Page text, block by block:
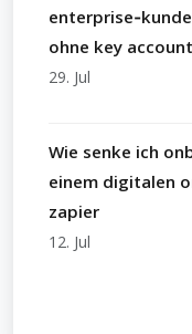
ohne key
29. Jul
Wie senke ich
einem digitalen
zapier
12. Jul